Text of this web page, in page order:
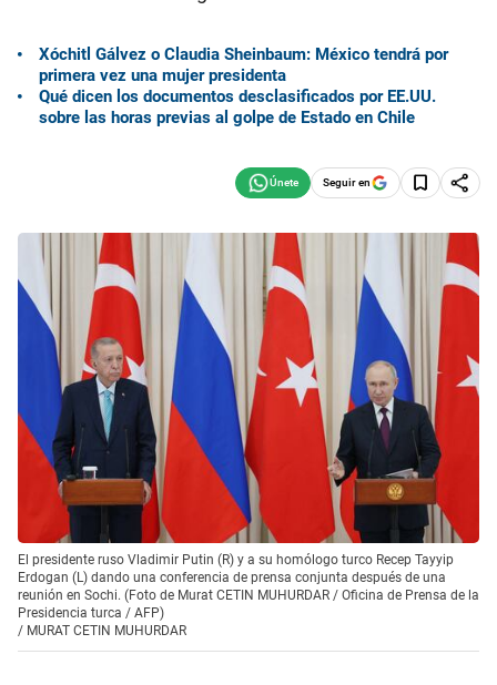
Xóchitl Gálvez o Claudia Sheinbaum: México tendrá por
primera vez una mujer presidenta
Qué dicen los documentos desclasificados por EE.UU.
sobre las horas previas al golpe de Estado en Chile
Seguir en
El presidente ruso Vladimir Putin (R) y a su homólogo turco Recep Tayyip
Erdogan (L) dando una conferencia de prensa conjunta después de una
reunión en Sochi. (Foto de Murat CETIN MUHURDAR / Oficina de Prensa de la
Presidencia turca / AFP)
/ MURAT CETIN MUHURDAR